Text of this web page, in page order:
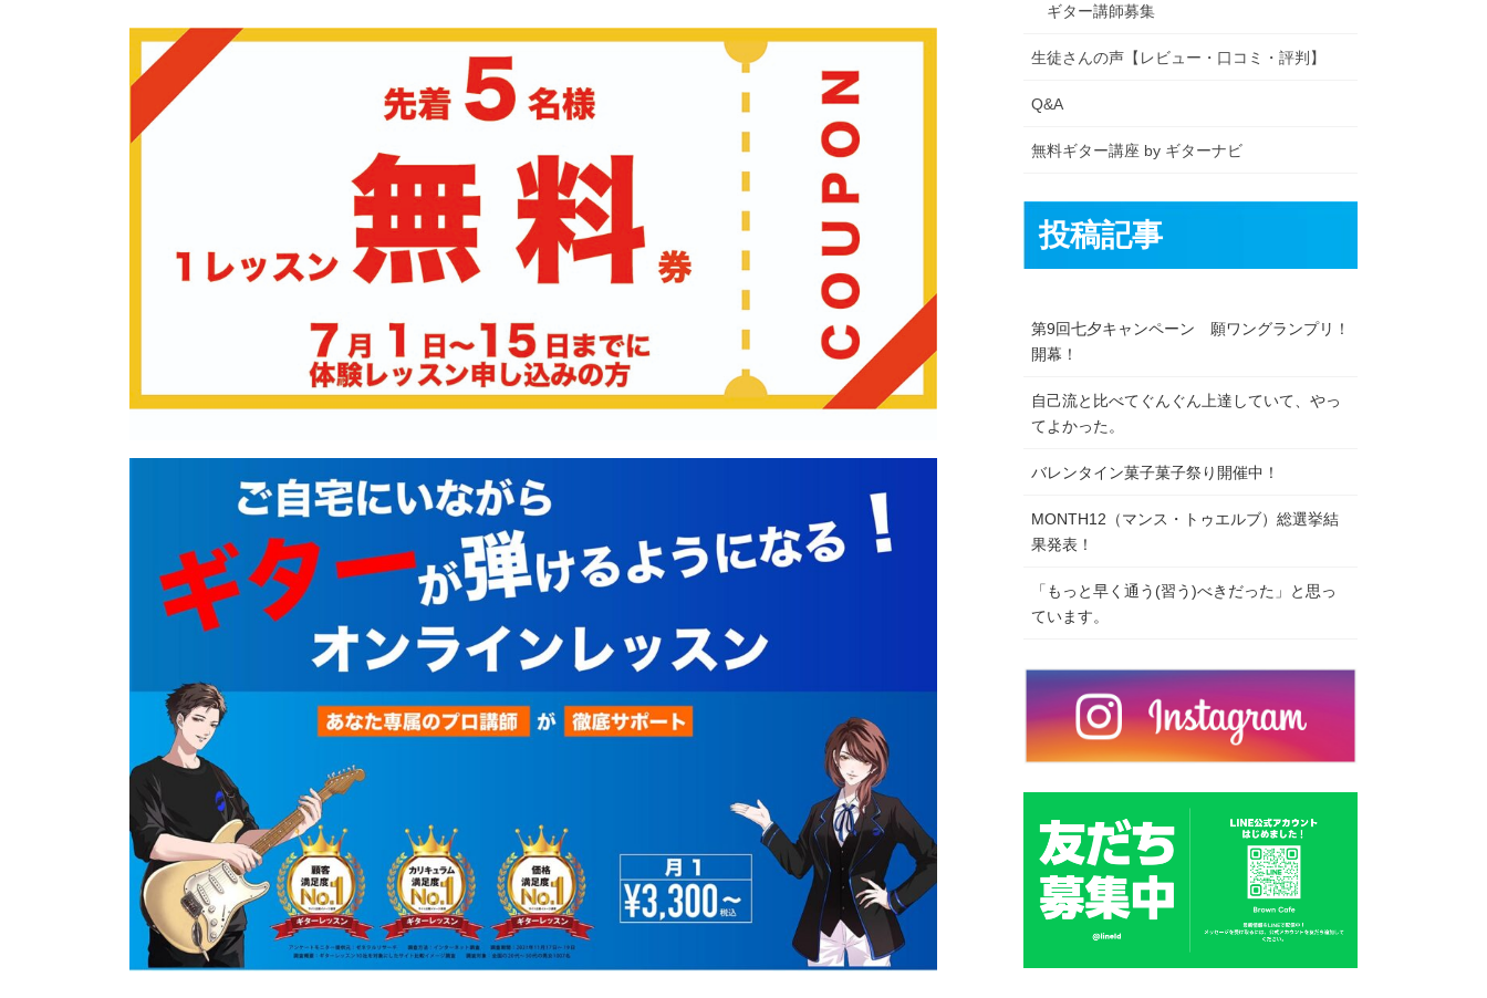
ギター講師募集
生徒さんの声【レビュー・口コミ・評判】
Q&A
無料ギター講座 by ギターナビ
投稿記事
第9回七夕キャンペーン 願ワングランプリ！
開幕！
自己流と比べてぐんぐん上達していて、やっ
てよかった。
バレンタイン菓子菓子祭り開催中！
MONTH12（マンス・トゥエルブ）総選挙結
果発表！
「もっと早く通う(習う)べきだった」と思っ
ています。